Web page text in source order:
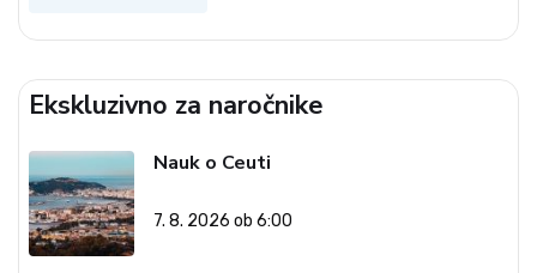
Ekskluzivno za naročnike
Nauk o Ceuti
7. 8. 2026 ob 6:00